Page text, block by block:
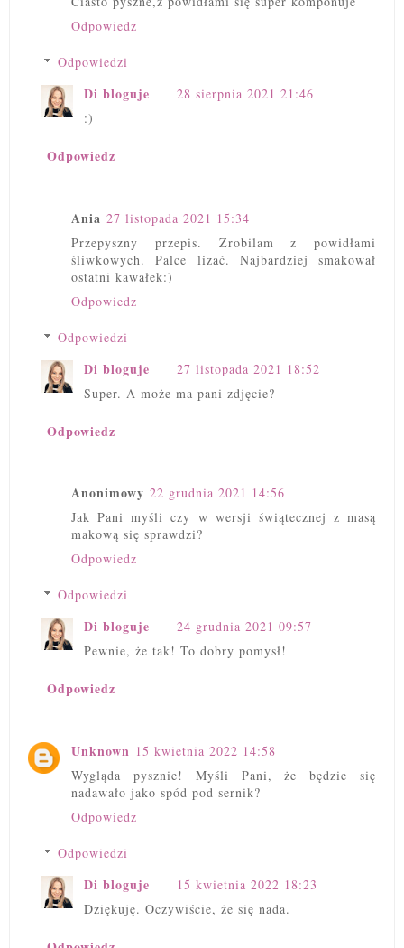
Odpowiedz
Odpowiedzi
Di bloguje
28 sierpnia 2021 21:46
:)
Odpowiedz
Ania 27 listopada 2021 15:34
Przepyszny przepis. Zrobilam z powidłami
śliwkowych. Palce lizać. Najbardziej smakował
ostatni kawałek:)
Odpowiedz
Odpowiedzi
Di bloguje
27 listopada 2021 18:52
Super. A może ma pani zdjęcie?
Odpowiedz
Anonimowy 22 grudnia 2021 14:56
Jak Pani myśli czy w wersji świątecznej z masą
makową się sprawdzi?
Odpowiedz
Odpowiedzi
Di bloguje
24 grudnia 2021 09:57
Pewnie, że tak! To dobry pomysł!
Odpowiedz
Unknown 15 kwietnia 2022 14:58
Wygląda pysznie! Myśli Pani, że będzie się
nadawało jako spód pod sernik?
Odpowiedz
Odpowiedzi
Di bloguje
15 kwietnia 2022 18:23
Dziękuję. Oczywiście, że się nada.